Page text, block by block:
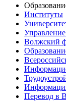
Институты
Волжский
Перевод в